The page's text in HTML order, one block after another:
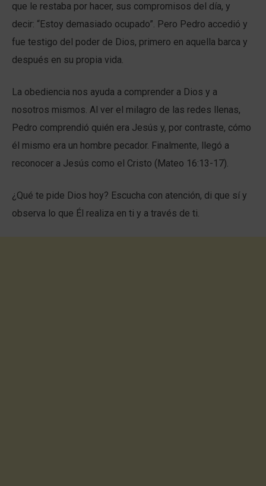
que le restaba por hacer, sus compromisos del día, y
decir: “Estoy demasiado ocupado”. Pero Pedro accedió y
fue testigo del poder de Dios, primero en aquella barca y
después en su propia vida.
La obediencia nos ayuda a comprender a Dios y a
nosotros mismos. Al ver el milagro de las redes llenas,
Pedro comprendió quién era Jesús y, por contraste, cómo
él mismo era un hombre pecador. Finalmente, llegó a
reconocer a Jesús como el Cristo (Mateo 16:13-17).
¿Qué te pide Dios hoy? Escucha con atención, di que sí y
observa lo que Él realiza en ti y a través de ti.